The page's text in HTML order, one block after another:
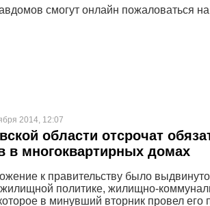
смогут онлайн пожаловаться
2014, 12:07
области отсрочат
в многоквартирных домах
к правительству было
жилищной политике, жилищно-
в минувший вторник провел его